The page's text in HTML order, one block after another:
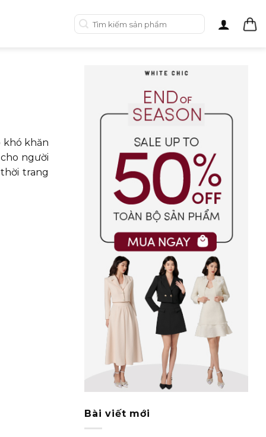
Tìm
kiếm:
khó khăn
người
trang
Bài viết mới